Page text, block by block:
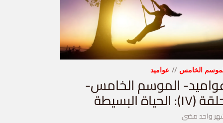
الخامس عواميد
الموسم الخامس-
الحياة البسيطة
واحد مضى